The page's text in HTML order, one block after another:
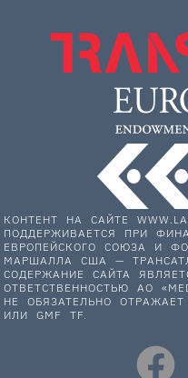
КОНТЕНТ НА САЙТЕ
ПОДДЕРЖИВАЕТСЯ ПРИ
ЕВРОПЕЙСКОГО СОЮЗА И
МАРШАЛЛА США —
СОДЕРЖАНИЕ САЙТА
ОТВЕТСТВЕННОСТЬЮ АО
НЕ ОБЯЗАТЕЛЬНО
ИЛИ GMF TF.